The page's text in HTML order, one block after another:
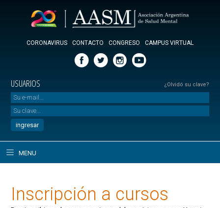
CORONAVIRUS CONTACTO CONGRESO CAMPUS VIRTUAL
USUARIOS ¿Olvidó su clave?
MENU
Inscripción a cursos